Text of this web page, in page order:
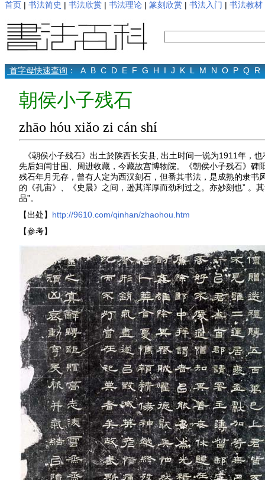
首页 | 书法简史 | 书法欣赏 | 书法理论 | 篆刻欣赏 | 书法入门 | 书法教材
首字母快速查询： A B C D E F G H I J K L M N O P Q R
朝侯小子残石
zhāo hóu xiǎo zi cán shí
《朝侯小子残石》出土於陕西长安县, 出土时间一说为1911年，
先后妇闫甘围、周进收藏，今藏故宫博物院。《朝侯小子残石》碑
残石年月无存，曾有人定为西汉刻石，但番其书法，是成熟的隶
的《孔宙》、《史晨》之间，逊其浑厚而劲利过之。亦妙刻也” 。
品”。
【出处】 http://9610.com/qinhan/zhaohou.htm
【参考】